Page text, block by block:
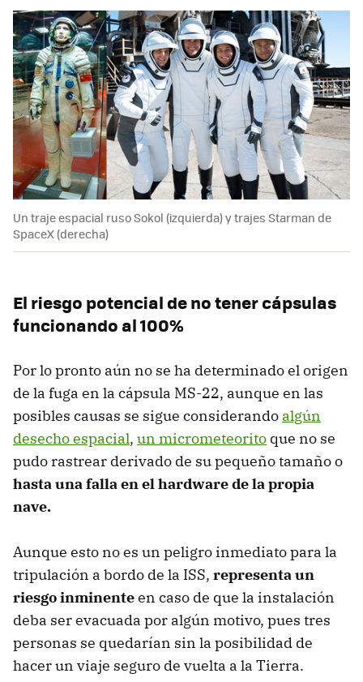
Un traje espacial ruso Sokol (izquierda) y trajes Starman de
SpaceX (derecha)
El riesgo potencial de no tener cápsulas
funcionando al 100%
Por lo pronto aún no se ha determinado el origen
de la fuga en la cápsula MS-22, aunque en las
posibles causas se sigue considerando algún
desecho espacial, un micrometeorito que no se
pudo rastrear derivado de su pequeño tamaño o
hasta una falla en el hardware de la propia
nave.
Aunque esto no es un peligro inmediato para la
tripulación a bordo de la ISS, representa un
riesgo inminenteen caso de que la instalación
deba ser evacuada por algún motivo, pues tres
personas se quedarían sin la posibilidad de
hacer un viaje seguro de vuelta a la Tierra.